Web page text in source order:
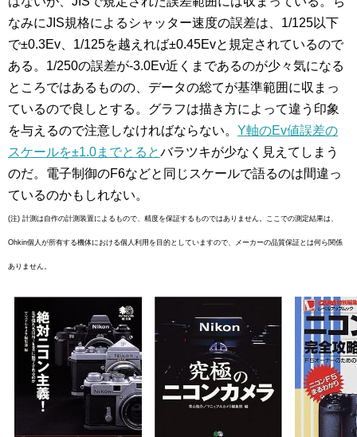
なみにJIS規格によるシャッター速度の誤差は、1/125以下
で±0.3Ev、1/125を越えれば±0.45Evと規定されているので
ある。1/250の誤差が-3.0Ev近くまであるのが少々気になる
ところではあるものの、データの総てが基準範囲に収まっ
ているので良しとする。グラフは描き方によって違う印象
を与えるので注意しなければならない。 Y軸のEv値誤差の
スケールを±1.0までとるとバラツキが少なく見えてしまう
のだ。電子制御のF6などと同じスケールで語るのは間違っ
ているのかもしれない。
(注) 計測は自作の計測装置によるもので、精度を保証するものではありません。ここでの測定結果は、
Ohkin個人が所有する機体における個人利用を目的としていますので、メーカーの品質保証とは何ら関係
ありません。